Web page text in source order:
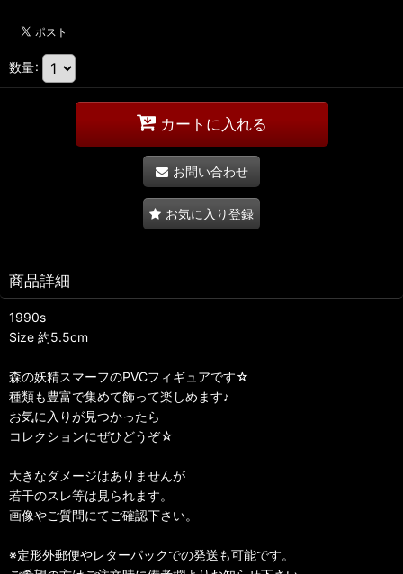
数量:
カートに入れる
お問い合わせ
お気に入り登録
商品詳細
1990s
Size 約5.5cm
森の妖精スマーフのPVCフィギュアです☆
種類も豊富で集めて飾って楽しめます♪
お気に入りが見つかったら
コレクションにぜひどうぞ☆
大きなダメージはありませんが
若干のスレ等は見られます。
画像やご質問にてご確認下さい。
※定形外郵便やレターパックでの発送も可能です。